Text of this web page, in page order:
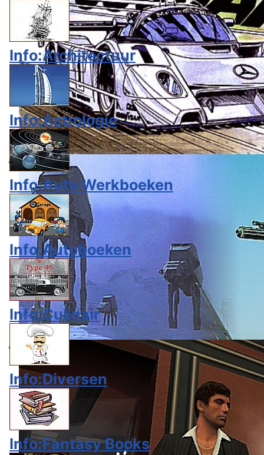
Info:Architectuur
Info:Astrologie
Info:Auto Werkboeken
Info:Autoboeken
Info:Culinair
Info:Diversen
Info:Fantasy Books